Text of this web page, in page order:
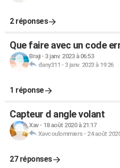
2 réponses
Que faire avec un code
Braji- 3 janv. 2023 à 06:53
dany311 - 3 janv. 2023 à 19:26
1 réponse
Capteur d angle volant
Xav- 18 août 2020 à 21:17
Xavcoulommiers- 24 août
27 réponses